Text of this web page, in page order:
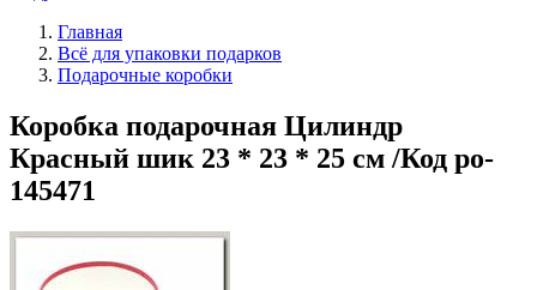
Главная
Всё для упаковки подарков
Подарочные коробки
Коробка подарочная Цилиндр
Красный шик 23 * 23 * 25 см /Код po-
145471